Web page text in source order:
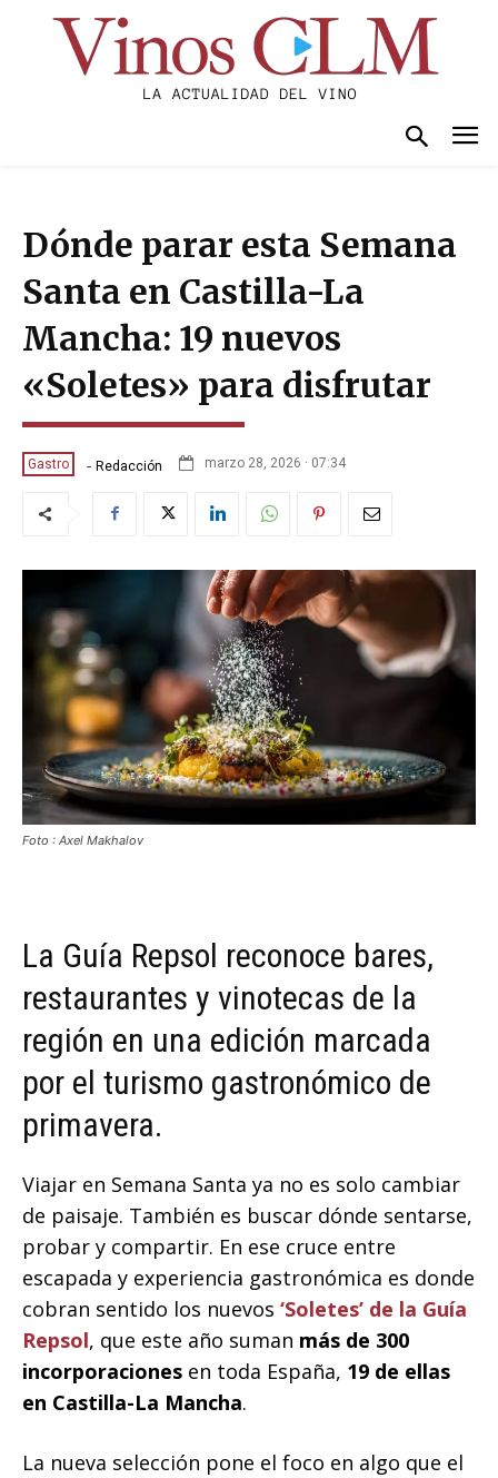
Dónde parar esta Semana
Santa en Castilla-La
Mancha: 19 nuevos
«Soletes» para disfrutar
Gastro - Redacción marzo 28, 2026 · 07:34
Foto : Axel Makhalov
La Guía Repsol reconoce bares,
restaurantes y vinotecas de la
región en una edición marcada
por el turismo gastronómico de
primavera.
Viajar en Semana Santa ya no es solo cambiar
de paisaje. También es buscar dónde sentarse,
probar y compartir. En ese cruce entre
escapada y experiencia gastronómica es donde
cobran sentido los nuevos ‘Soletes’ de la Guía
Repsol, que este año suman más de 300
incorporaciones en toda España, 19 de ellas
en Castilla-La Mancha.
La nueva selección pone el foco en algo que el